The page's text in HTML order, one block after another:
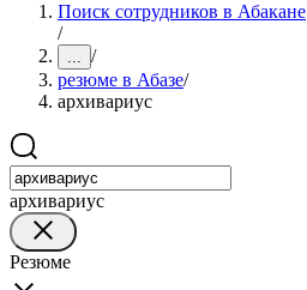
Поиск сотрудников в Абакане
/
... /
резюме в Абазе/
архивариус
архивариус
Резюме